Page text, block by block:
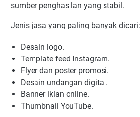
sumber penghasilan yang stabil.
Jenis jasa yang paling banyak dicari:
Desain logo.
Template feed Instagram.
Flyer dan poster promosi.
Desain undangan digital.
Banner iklan online.
Thumbnail YouTube.